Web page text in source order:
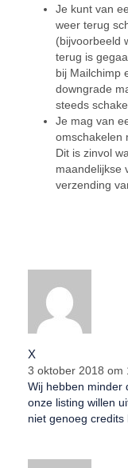
Je kunt van
weer terug
(bijvoorbeeld
terug is
bij Mailchimp
downgrade
steeds
Je mag van
omschakelen
Dit is zinvol
maandelijkse
verzending
X
3 oktober 2018 om
Wij hebben minder
onze listing willen
niet genoeg